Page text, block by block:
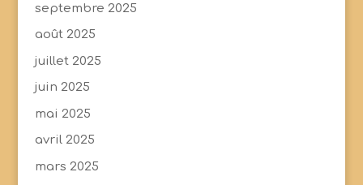
septembre 2025
août 2025
juillet 2025
juin 2025
mai 2025
avril 2025
mars 2025